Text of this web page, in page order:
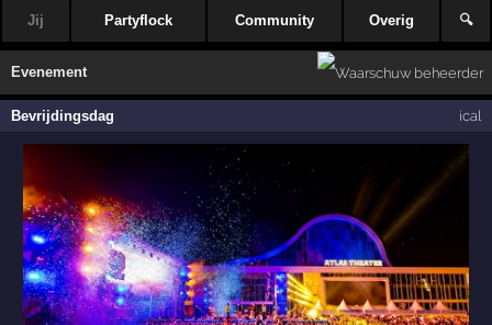
Jij Partyflock Community Overig 🔍
Evenement
Bevrijdingsdag ical